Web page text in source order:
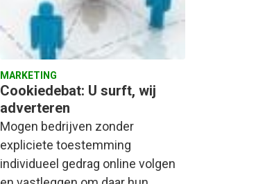
MARKETING
Cookiedebat: U surft, wij
adverteren
Mogen bedrijven zonder
expliciete toestemming
individueel gedrag online volgen